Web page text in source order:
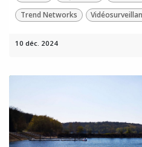
Trend Networks
10 déc. 2024